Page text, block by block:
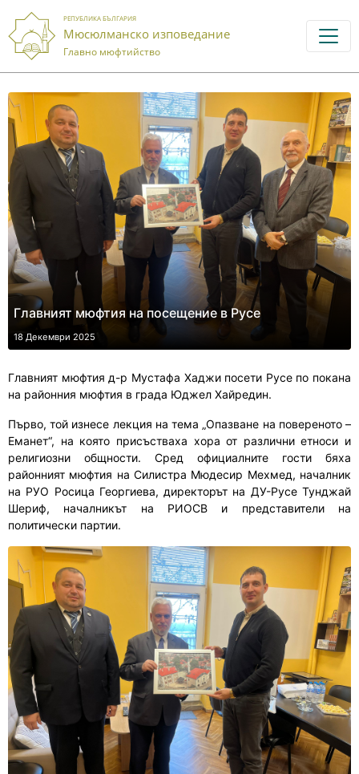
РЕПУБЛИКА БЪЛГАРИЯ
Мюсюлманско изповедание
Главно мюфтийство
Главният мюфтия на посещение в Русе
18 Декември 2025
Главният мюфтия д-р Мустафа Хаджи посети Русе по покана
на районния мюфтия в града Юджел Хайредин.
Първо, той изнесе лекция на тема „Опазване на повереното –
Еманет“, на която присъстваха хора от различни етноси и
религиозни общности. Сред официалните гости бяха
районният мюфтия на Силистра Мюдесир Мехмед, началник
на РУО Росица Георгиева, директорът на ДУ-Русе Тунджай
Шериф, началникът на РИОСВ и представители на
политически партии.